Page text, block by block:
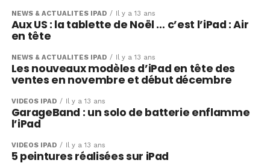
NEWS & ACTUALITÉS IPAD Il y a 13 ans
Aux US : la tablette de Noël … c’est l’iPad : Air
en tête
NEWS & ACTUALITÉS IPAD Il y a 13 ans
Les nouveaux modèles d’iPad en tête des
ventes en novembre et début décembre
VIDÉOS IPAD Il y a 13 ans
GarageBand : un solo de batterie enflamme
l’iPad
VIDÉOS IPAD Il y a 13 ans
5 peintures réalisées sur iPad